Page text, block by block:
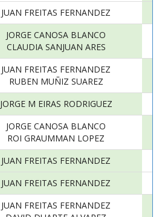
JUAN FREITAS FERNANDEZ
JORGE CANOSA BLANCO
CLAUDIA SANJUAN ARES
JUAN FREITAS FERNANDEZ
RUBEN MUÑIZ SUAREZ
JORGE M EIRAS RODRIGUEZ
JORGE CANOSA BLANCO
ROI GRAUMMAN LOPEZ
JUAN FREITAS FERNANDEZ
JUAN FREITAS FERNANDEZ
JUAN FREITAS FERNANDEZ